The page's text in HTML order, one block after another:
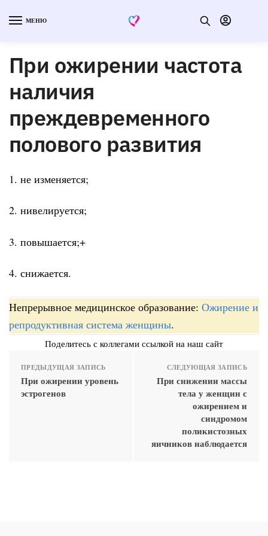
МЕНЮ
При ожирении частота
наличия
преждевременного
полового развития
1. не изменяется;
2. нивелируется;
3. повышается;+
4. снижается.
Непрерывное медицинское образование: Ожирение и
репродуктивная система женщины.
Поделитесь с коллегами ссылкой на наш сайт
ПРЕДЫДУЩАЯ ЗАПИСЬ
При ожирении уровень
эстрогенов
СЛЕДУЮЩАЯ ЗАПИСЬ
При снижении массы
тела у женщин с
ожирением и
синдромом
поликистозных
яичников наблюдается